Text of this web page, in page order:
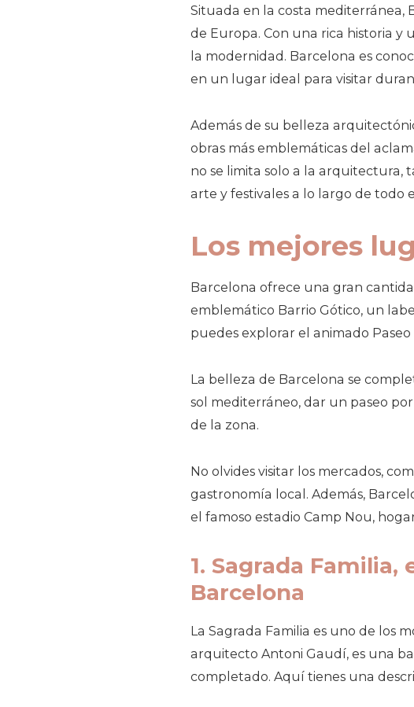
Situada en la costa mediterránea,
de Europa. Con una rica historia y
la modernidad. Barcelona es
en un lugar ideal para visitar
Además de su belleza
obras más emblemáticas del
no se limita solo a la arquitectura,
arte y festivales a lo largo de todo
Los mejores
Barcelona ofrece una gran
emblemático Barrio Gótico, un
puedes explorar el animado Paseo
La belleza de Barcelona se
sol mediterráneo, dar un paseo
de la zona.
No olvides visitar los mercados,
gastronomía local. Además,
el famoso estadio Camp Nou,
1. Sagrada
Barcelona
La Sagrada Familia es uno de los
arquitecto Antoni Gaudí, es una
completado. Aquí tienes una